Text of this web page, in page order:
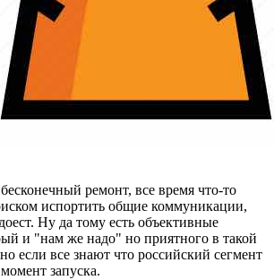
ремонт, все время что-то
испортить общие коммуникации,
Ну да тому есть объективные
и "нам же надо" но приятного в такой
если все знают что российский сегмент
запуска.